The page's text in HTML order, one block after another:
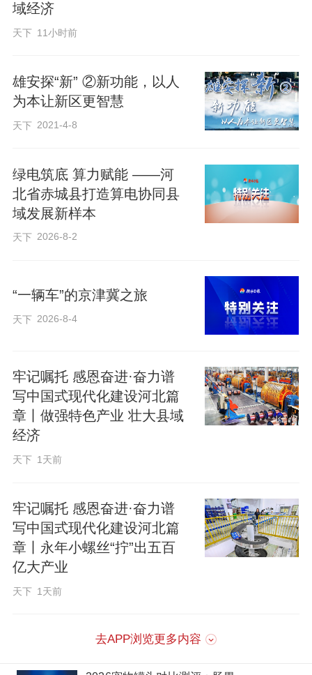
大到超级计算机运行，小到手机软件使
用，每时每刻都在产生大量数据，这些数
快速准确地执行各种命令。中国联通（怀
来）大数据创新产业园负责人刘晓毅说，
产业园为环首都区域重要客户提供超高水
极速网络体验。
围绕全国一体化算力网络国家枢纽节点建
设，张家口加快怀来大数据产业基地、张
北云计算基地等园区建设，形成特色突
口中明算力中心项目举行开工奠基仪式，
项目建成后将成为距北京一小时可达的首
个超大规模智算中心。张家口大数据产业
再添新成员。
算力是数字经济发展的关键基础设施，是
域经济
天下 11小时前
雄安探“新” ②新功能，以人
为本让新区更智慧
天下 2021-4-8
绿电筑底 算力赋能 ——河
北省赤城县打造算电协同县
域发展新样本
天下 2026-8-2
“一辆车”的京津冀之旅
天下 2026-8-4
牢记嘱托 感恩奋进·奋力谱
写中国式现代化建设河北篇
章丨做强特色产业 壮大县域
经济
天下 1天前
牢记嘱托 感恩奋进·奋力谱
写中国式现代化建设河北篇
章丨永年小螺丝“拧”出五百
亿大产业
天下 1天前
去APP浏览更多内容